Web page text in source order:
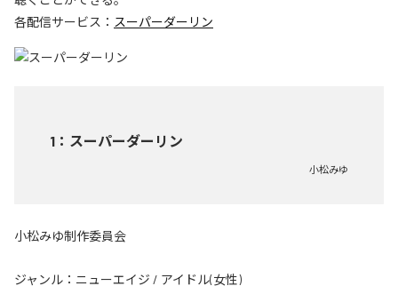
各配信サービス： スーパーダーリン
1 ： スーパーダーリン
小松みゆ
小松みゆ制作委員会
ジャンル： ニューエイジ / アイドル(女性)